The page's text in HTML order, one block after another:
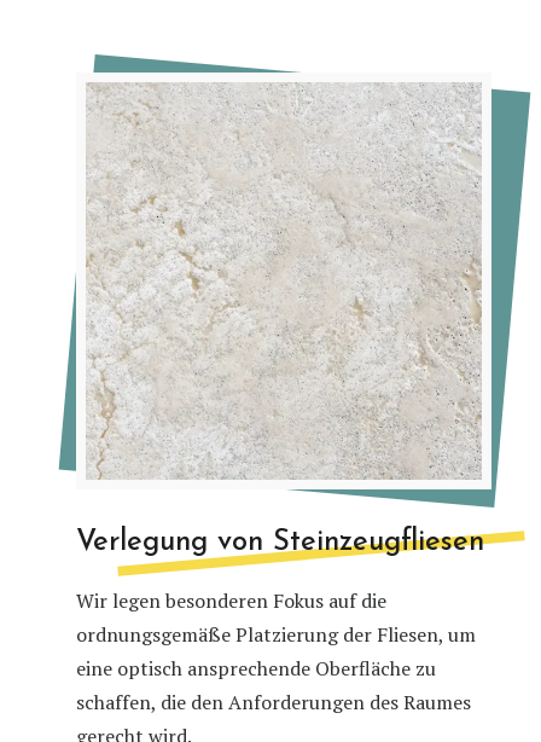
Verlegung von Steinzeugfliesen
Wir legen besonderen Fokus auf die
ordnungsgemäße Platzierung der Fliesen, um
eine optisch ansprechende Oberfläche zu
schaffen, die den Anforderungen des Raumes
gerecht wird.